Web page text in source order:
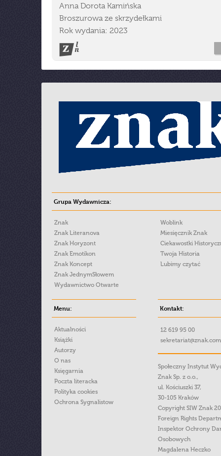
Anna Dorota Kamińska
Broszurowa ze skrzydełkami
Rok wydania: 2023
Grupa Wydawnicza:
Znak
Znak Literanova
Znak Horyzont
Znak Emotikon
Znak Koncept
Znak JednymSłowem
Wydawnictwo Otwarte
Woblink
Miesięcznik Znak
Ciekawostki
Twoja Historia
Lubimy czytać
Menu:
Aktualności
Książki
Autorzy
O nas
Księgarnia
Poczta literacka
Polityka cookies
Ochrona Sygnalistow
Kontakt:
12 619 95 00
Społeczny Instytut
Znak Sp. z o.o.,
ul. Kościuszki 37,
30-105 Kraków
Copyright SIW Znak
Foreign Rights
Inspektor Ochrony
Osobowych
Magdalena Heczko